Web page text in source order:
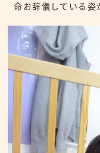
命お辞儀している姿